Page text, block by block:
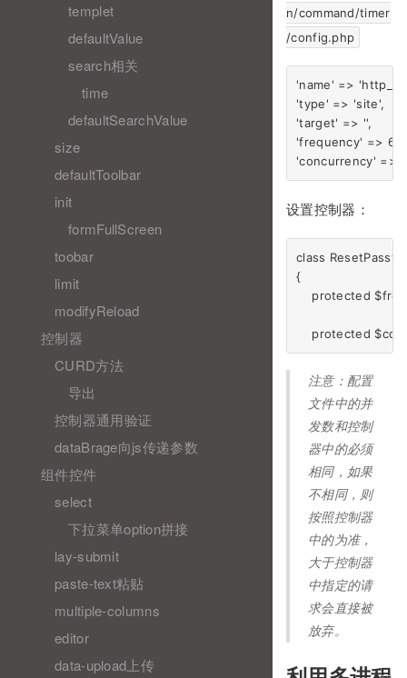
templet
defaultValue
search相关
time
defaultSearchValue
size
defaultToolbar
init
formFullScreen
toobar
limit
modifyReload
控制器
CURD方法
导出
控制器通用验证
dataBrage向js传递参数
组件控件
select
下拉菜单option拼接
lay-submit
paste-text粘贴
multiple-columns
editor
data-upload上传
n/command/timer
/config.php
'name' =>
'type' => 'site',
'target' => '',
'frequency' =>
设置控制器：
class
{
protected
注意：配置
文件中的并
发数和控制
器中的必须
相同，如果
不相同，则
按照控制器
中的为准，
大于控制器
中指定的请
求会直接被
放弃。